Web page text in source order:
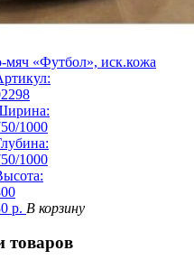
мяч «Футбол», иск.кожа
1000
1000
р. В корзину
товаров